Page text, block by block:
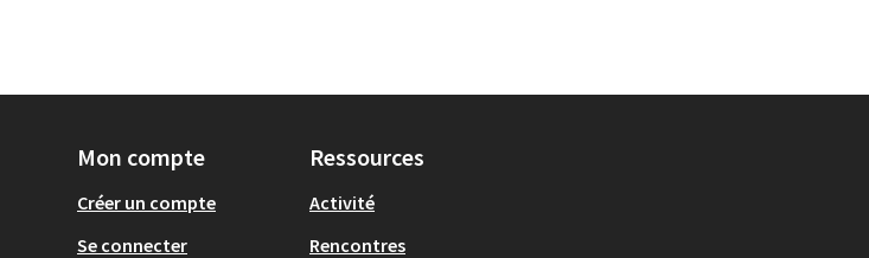
Mon compte
Créer un compte
Se connecter
Ressources
Activité
Rencontres